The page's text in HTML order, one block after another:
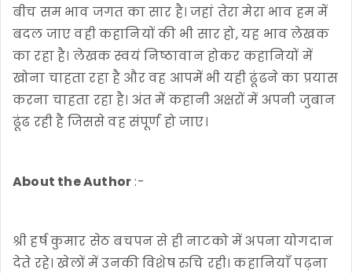
बीच सम भाव जगत का सार है। जहां तेरा मेरा भाव हम में
बदल जाए वही कहानियों की भी सार हो, यह भाव लेखक
का रहा है। लेखक स्वयं निष्ठावान होकर कहानियों में
खोना चाहता रहा है और वह आपमें भी यही ढूंढने का प्रयास
करना चाहता रहा है। अंत में कहानी अक्षरों में अपनी जुबान
ढूंढ रही है जिससे वह संपूर्ण हो जाए।
About the Author:-
श्री हर्ष कुमार सेठ बचपन से ही नाटको में अपना योगदान
देते रहे। खेलों में उनकी विशेष रुचि रही। कहानियाँ पढ़ना